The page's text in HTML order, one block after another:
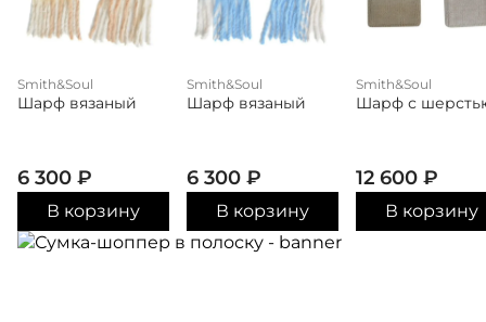
Smith&Soul
Шарф вязаный
6 300 ₽
В корзину
Smith&Soul
Шарф вязаный
6 300 ₽
В корзину
Smith&Soul
Шарф с
12 600 ₽
В корзину